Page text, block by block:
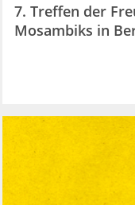
7. Treffen der
Mosambiks in